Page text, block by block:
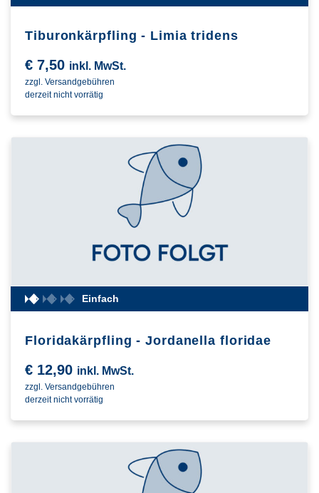
Tiburonkärpfling - Limia tridens
€ 7,50 inkl. MwSt.
zzgl. Versandgebühren
derzeit nicht vorrätig
Einfach
Floridakärpfling - Jordanella floridae
€ 12,90 inkl. MwSt.
zzgl. Versandgebühren
derzeit nicht vorrätig